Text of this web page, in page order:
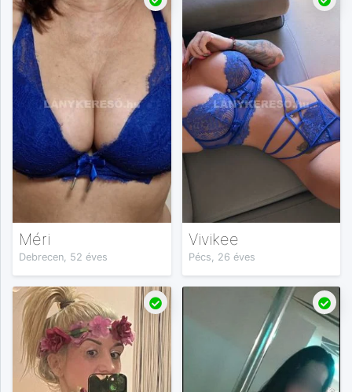
Méri
Debrecen, 52 éves
Vivikee
Pécs, 26 éves